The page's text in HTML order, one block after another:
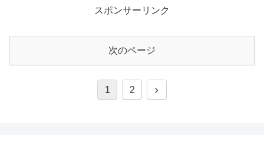
スポンサーリンク
次のページ
1 2